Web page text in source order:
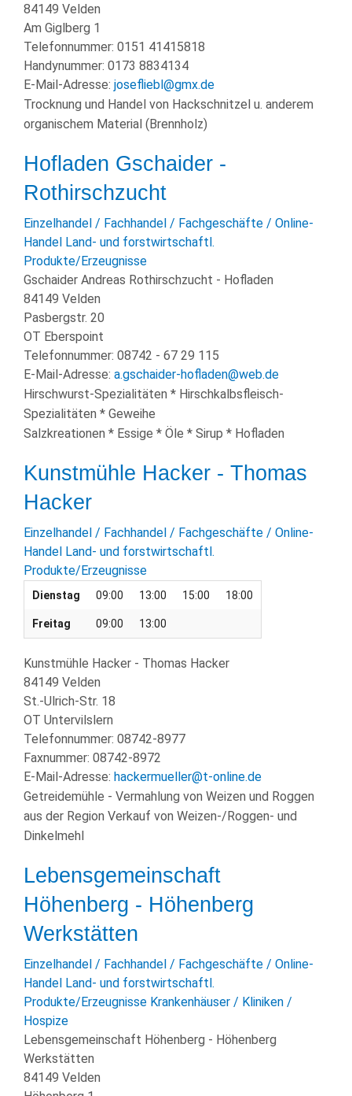
84149 Velden
Am Giglberg 1
Telefonnummer: 0151 41415818
Handynummer: 0173 8834134
E-Mail-Adresse: josefliebl@gmx.de
Trocknung und Handel von Hackschnitzel u. anderem
organischem Material (Brennholz)
Hofladen Gschaider -
Rothirschzucht
Einzelhandel / Fachhandel / Fachgeschäfte / Online-
Handel Land- und forstwirtschaftl.
Produkte/Erzeugnisse
Gschaider Andreas Rothirschzucht - Hofladen
84149 Velden
Pasbergstr. 20
OT Eberspoint
Telefonnummer: 08742 - 67 29 115
E-Mail-Adresse: a.gschaider-hofladen@web.de
Hirschwurst-Spezialitäten * Hirschkalbsfleisch-
Spezialitäten * Geweihe
Salzkreationen * Essige * Öle * Sirup * Hofladen
Kunstmühle Hacker - Thomas
Hacker
Einzelhandel / Fachhandel / Fachgeschäfte / Online-
Handel Land- und forstwirtschaftl.
Produkte/Erzeugnisse
Dienstag 09:00 13:00 15:00 18:00
Freitag 09:00 13:00
Kunstmühle Hacker - Thomas Hacker
84149 Velden
St.-Ulrich-Str. 18
OT Untervilslern
Telefonnummer: 08742-8977
Faxnummer: 08742-8972
E-Mail-Adresse: hackermueller@t-online.de
Getreidemühle - Vermahlung von Weizen und Roggen
aus der Region Verkauf von Weizen-/Roggen- und
Dinkelmehl
Lebensgemeinschaft
Höhenberg - Höhenberg
Werkstätten
Einzelhandel / Fachhandel / Fachgeschäfte / Online-
Handel Land- und forstwirtschaftl.
Produkte/Erzeugnisse Krankenhäuser / Kliniken /
Hospize
Lebensgemeinschaft Höhenberg - Höhenberg
Werkstätten
84149 Velden